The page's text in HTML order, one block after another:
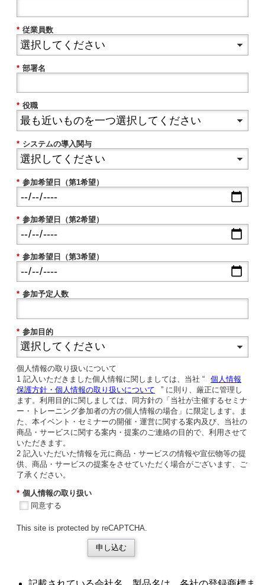
* 従業員数
* 部署名
* 役職
* システムの導入関与
* 参加希望日（第1希望）
* 参加希望日（第2希望）
* 参加希望日（第3希望）
* 参加予定人数
* 参加目的
個人情報の取り扱いについて
1 記入いただきました個人情報に関しましては、当社 “
個人情報
保護方針・個人情報の取り扱いについて
” に則り、厳正に管理し
ます。利用目的に関しましては、同方針の「当社が主催するセミナ
ー・トレーニング参加者の方の個人情報の場合」に限定します。ま
た、本イベント・セミナーの開催・運営に関する案内及び、当社の
商品・サービスに関する案内・提案のご連絡の目的で、利用させて
いただきます。
2 記入いただいた情報を元に商品・サービスの情報や宣伝物等の提
供、商品・サービスの提案をさせていただく場合がございます、ご
了承ください。
* 個人情報の取り扱い
同意する
This site is protected by reCAPTCHA.
申し込む